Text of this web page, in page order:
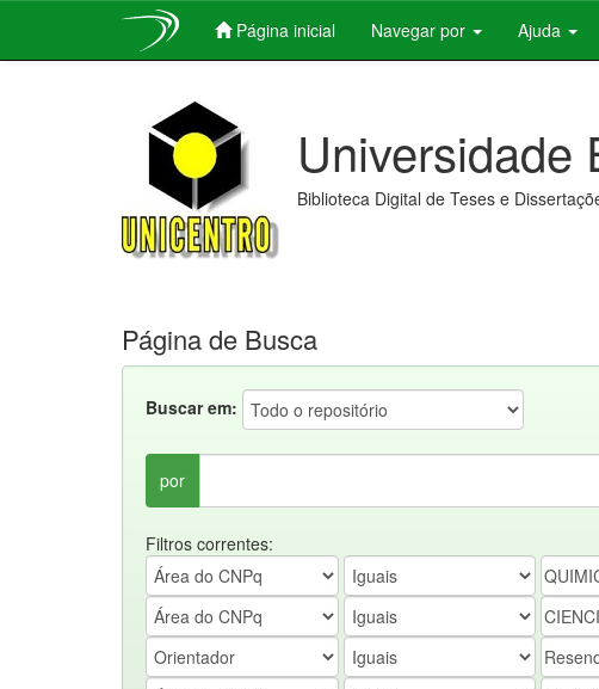
Página inicial Navegar por Ajuda
Universidade
Biblioteca Digital de Teses e
Página de Busca
Buscar em:
por
Filtros correntes: